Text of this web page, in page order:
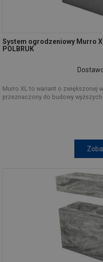
System ogrodzeniowy Murro
POLBRUK
Murro XL to wariant o zwiększonej
przeznaczony do budowy